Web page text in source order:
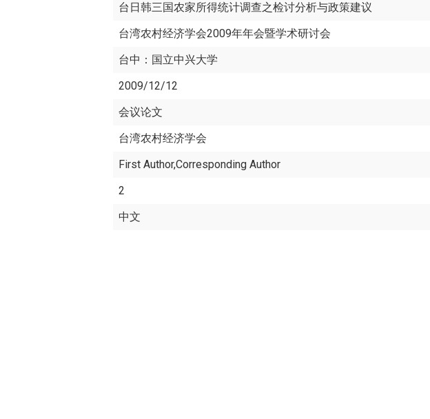
台日韩三国农家所得统计调查之检讨分析与政策建议
台湾农村经济学会2009年年会暨学术研讨会
台中：国立中兴大学
2009/12/12
会议论文
台湾农村经济学会
First Author,Corresponding Author
2
中文